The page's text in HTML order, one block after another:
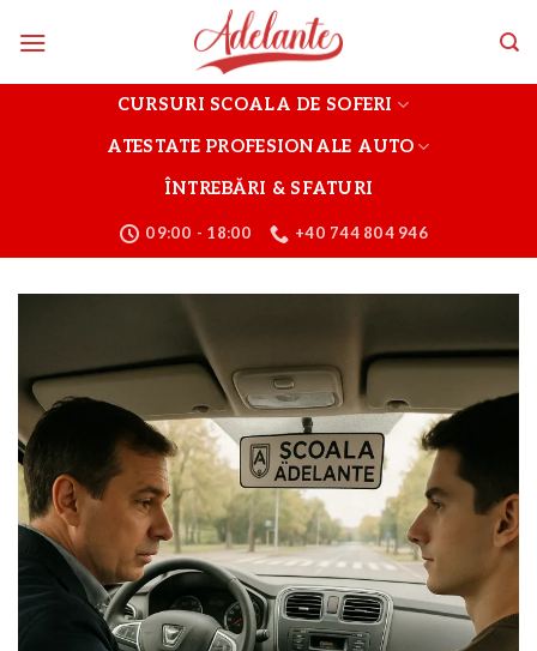
CURSURI SCOALA DE SOFERI
ATESTATE PROFESIONALE AUTO
ÎNTREBĂRI & SFATURI
09:00 - 18:00 +40 744 804 946